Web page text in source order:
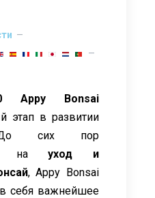
Appy Bonsai
этап в развитии
До сих пор
науход и
, Appy Bonsai
себя важнейшее